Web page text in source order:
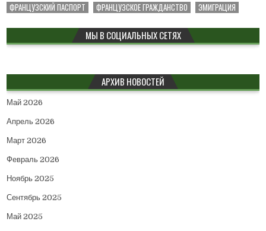
ФРАНЦУЗСКИЙ ПАСПОРТ
ФРАНЦУЗСКОЕ ГРАЖДАНСТВО ЭМИГРАЦИЯ
МЫ В СОЦИАЛЬНЫХ СЕТЯХ
АРХИВ НОВОСТЕЙ
Май 2026
Апрель 2026
Март 2026
Февраль 2026
Ноябрь 2025
Сентябрь 2025
Май 2025